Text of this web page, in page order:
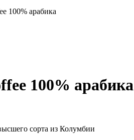
100% арабика
100% арабика
сорта из Колумбии